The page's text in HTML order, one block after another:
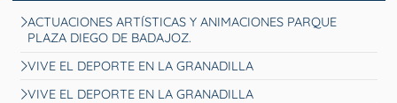
ACTUACIONES ARTÍSTICAS Y ANIMACIONES PARQUE
PLAZA DIEGO DE BADAJOZ.
VIVE EL DEPORTE EN LA GRANADILLA
VIVE EL DEPORTE EN LA GRANADILLA